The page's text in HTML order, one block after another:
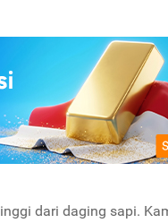
dari daging sapi.